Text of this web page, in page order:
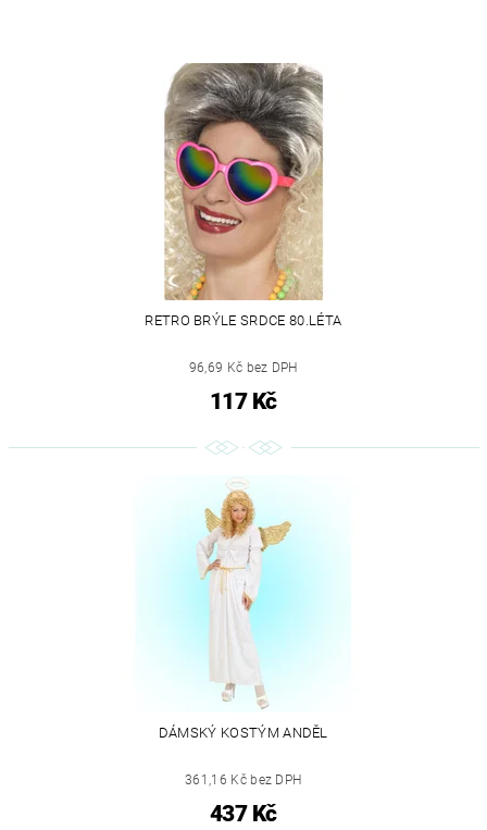
RETRO BRÝLE SRDCE 80.LÉTA
96,69 Kč bez DPH
117 Kč
DÁMSKÝ KOSTÝM ANDĚL
361,16 Kč bez DPH
437 Kč